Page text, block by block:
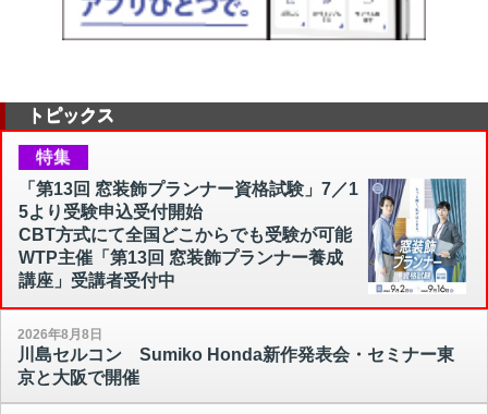
トピックス
特集
「第13回 窓装飾プランナー資格試験」7／1
5より受験申込受付開始
CBT方式にて全国どこからでも受験が可能
WTP主催「第13回 窓装飾プランナー養成
講座」受講者受付中
2026年8月8日
川島セルコン Sumiko Honda新作発表会・セミナー東
京と大阪で開催